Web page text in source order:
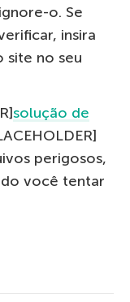
o. Se
insira
site no seu
solução de
perigosos,
você tentar